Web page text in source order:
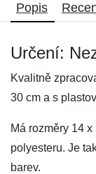
Popis
Určení:
Kvalitně
30 cm a s
Má rozměry 14
polyesteru. Je
barev.